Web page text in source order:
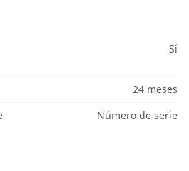
Sí
24 meses
Número de serie